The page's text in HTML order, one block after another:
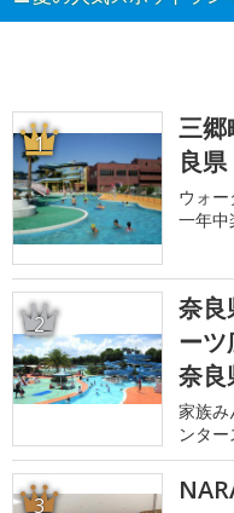
1
三郷
良県
ウォ
一年
2
奈良
ーツ
奈良
家族
ンタ
3